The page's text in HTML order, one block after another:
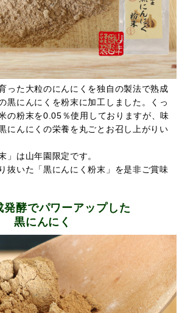
った大粒のにんにくを独自の製法で熟成
黒にんにくを粉末に加工しました。くっ
の粉末を0.05％使用しておりますが、味
にんにくの栄養を丸ごとお召し上がりい
」は山年園限定です。
抜いた「黒にんにく粉末」を是非ご賞味
発酵でパワーアップした
黒にんにく